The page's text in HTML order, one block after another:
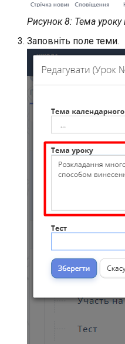
Рисунок 8: Тема
Заповніть поле теми.